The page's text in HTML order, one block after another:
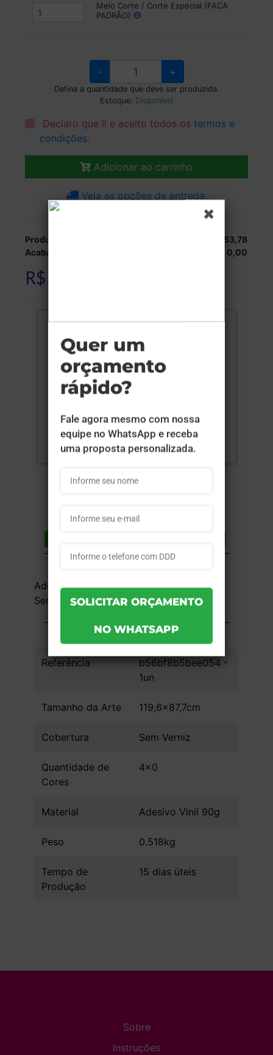
Meio Corte / Corte Especial (FACA
PADRÃO)
- +
Defina a quantidade que deve ser produzida.
Estoque: Disponível
Declaro que li e aceito todos ostermos e
condições.
Adicionar ao carrinho
Veja as opções de entrega.
Produção:
R$ 153,78
Acabamentos:
R$ 0,00
R$ 153,78
DESCRIÇÃO DO PRODUTO
Adesivo Vinil 90g - 4x0 - 119,6x87,7cm -
Sem Verniz - 1 unid
INFORMAÇÕES DO PRODUTO
Referência
b56bf8b5bee054 -
1un
Tamanho da Arte 119,6x87,7cm
Cobertura Sem Verniz
Quantidade de
Cores
4x0
Material Adesivo Vinil 90g
Peso 0.518kg
Tempo de
Produção
15 dias úteis
Sobre
Instruções